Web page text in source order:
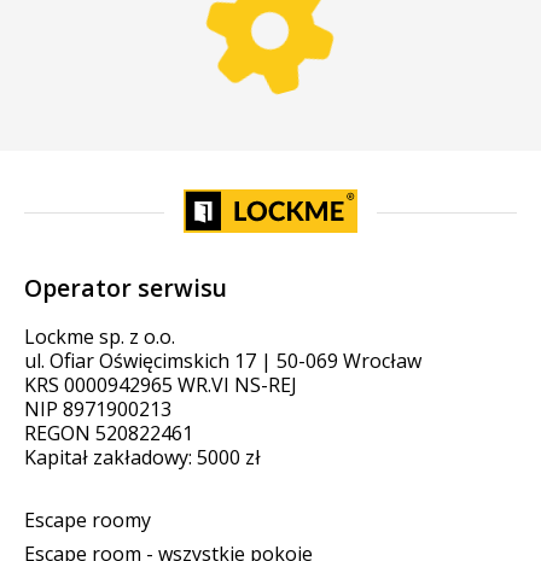
Operator serwisu
Lockme sp. z o.o.
ul. Ofiar Oświęcimskich 17 | 50-069 Wrocław
KRS 0000942965 WR.VI NS-REJ
NIP 8971900213
REGON 520822461
Kapitał zakładowy: 5000 zł
Escape roomy
Escape room - wszystkie pokoje